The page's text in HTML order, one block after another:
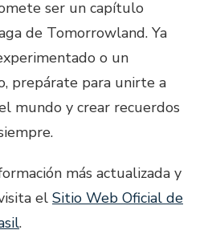
ser un capítulo
de Tomorrowland. Ya
o un
prepárate para unirte a
mundo y crear recuerdos
más actualizada y
el Sitio Web Oficial de
.